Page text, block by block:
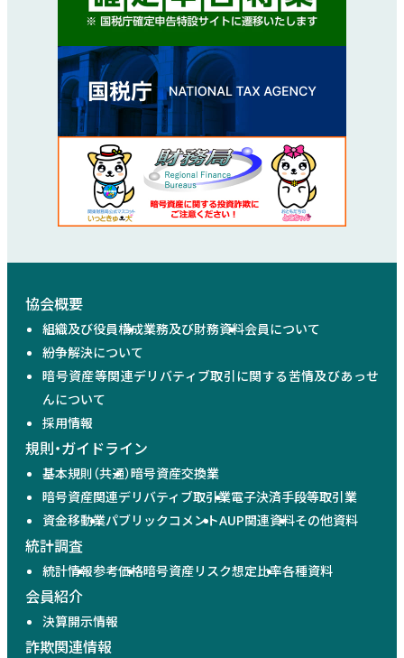
協会概要
組織及び役員構成業務及び財務資料会員について
紛争解決について
暗号資産等関連デリバティブ取引に関する苦情及びあっせ
んについて
採用情報
規則・ガイドライン
基本規則（共通）暗号資産交換業
暗号資産関連デリバティブ取引業電子決済手段等取引業
資金移動業パブリックコメントAUP関連資料その他資料
統計調査
統計情報参考価格暗号資産リスク想定比率各種資料
会員紹介
決算開示情報
詐欺関連情報